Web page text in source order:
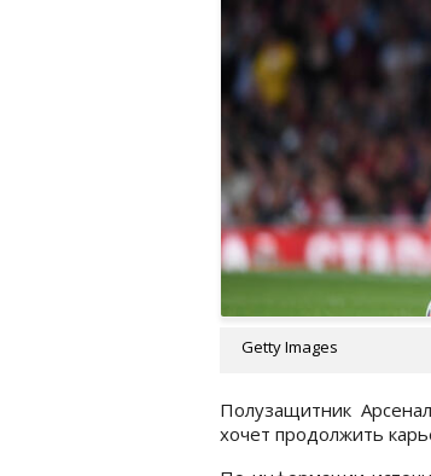
Getty Images
Полузащитник
хочет продолжить